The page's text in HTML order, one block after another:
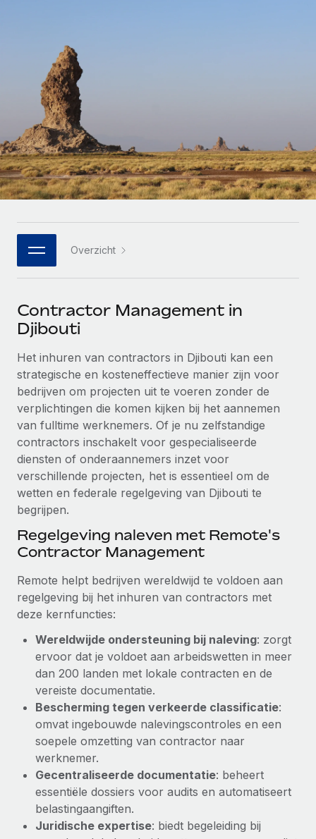
Ingewikkelde HR-taken eenvoudig uitbesteden
INFRASTRUCTUUR
Remote Embedded
HR naadloos in workflows integreren
Platform
Ingebouwde essentiële HR-functies voor je team
Integraties
DIENSTEN
Krijg hulp van global HR- en juridische experts
Achtergrondonderzoek
Vereenvoudig het screeningsproces van
kandidaten
Compliance Watchtower
Blijf compliance-risico's voor
Apparaatbeheer
Entiteiten oprichten
Mobiliteit en overplaatsing
Plaats werknemers moeiteloos over
Secundaire arbeidsvoorwaarden
Eenvoudig secundaire arbeidsvoorwaarden
beheren
Start-ups
Flexibele global HR en payroll solutions voor groeiende
bedrijven
Mid-market
Teams uitbreiden met HR solutions op maat
Enterprise
Global HR voor grote bedrijven
WERK MET ONS SAMEN
Strategische technologiepartners
Een partner worden
Ontdek hoe je met ons kunt samenwerken
Integraties en advies over AI-automatiseringen
CASESTUDY'S
Hoe AI-pionier Weaviate zijn team met 120%
liet groeien met Remote
Weaviate in één oogopslag Weaviate bouwt open source,
AI-first infrastructuur. De missie van het...
Meer informatie
Reverse Tech's strategische samenwerking
met Remote voor contractor management en
payroll
up op het gebied van gezondheid en welzijn,...
Meer informatie
internationale zzp'ers
LEREN MET REMOTE
Onderzoek en gidsen
Casestudy's
HR-woordenlijst
Checklists en templates
Webinars
Newsroom
Inzichtencentrum
Support
Alle bronnen bekijken
BLOG
Global Payroll
EOR en PEO
Contractor Management
Belastingen
Naar de blog
BLOG
Productupdates van Remote: Gusto- en Xero-
integraties en Contractor Management Plus
Het blijft de missie van Remote om alle soorten bedrijven
te helpen bij het aannemen, beheren en...
Meer informatie
Hoe Phiture 55 werknemers in 19 landen
Français
Deutsch
Español
Italiano
Português (Portugal)
日本語
한국어
Overzicht
Contractor Management in
Djibouti
Het inhuren van contractors in Djibouti kan een
strategische en kosteneffectieve manier zijn voor
bedrijven om projecten uit te voeren zonder de
verplichtingen die komen kijken bij het aannemen
van fulltime werknemers. Of je nu zelfstandige
contractors inschakelt voor gespecialiseerde
diensten of onderaannemers inzet voor
verschillende projecten, het is essentieel om de
wetten en federale regelgeving van Djibouti te
begrijpen.
Regelgeving naleven met Remote's
Contractor Management
Remote helpt bedrijven wereldwijd te voldoen aan
regelgeving bij het inhuren van contractors met
deze kernfuncties:
Wereldwijde ondersteuning bij naleving: zorgt
ervoor dat je voldoet aan arbeidswetten in meer
dan 200 landen met lokale contracten en de
vereiste documentatie.
Bescherming tegen verkeerde classificatie:
omvat ingebouwde nalevingscontroles en een
soepele omzetting van contractor naar
werknemer.
Gecentraliseerde documentatie: beheert
essentiële dossiers voor audits en automatiseert
belastingaangiften.
Juridische expertise: biedt begeleiding bij